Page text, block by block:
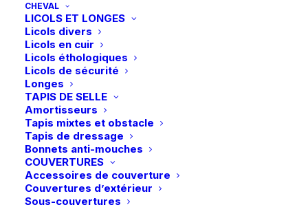
CHEVAL
LICOLS ET LONGES
Licols divers
Licols en cuir
Licols éthologiques
Licols de sécurité
Longes
TAPIS DE SELLE
Amortisseurs
Tapis mixtes et obstacle
Tapis de dressage
Bonnets anti-mouches
COUVERTURES
Accessoires de couverture
Couvertures d’extérieur
Sous-couvertures
Accueil Boutique
Cavalier
SD Design | Lanières d’éperons Hollywood Glamorous –
Raspberry Shimmer
SD Design | Lanières d’éperons
Hollywood Glamorous – Raspberry
Shimmer
20,00€